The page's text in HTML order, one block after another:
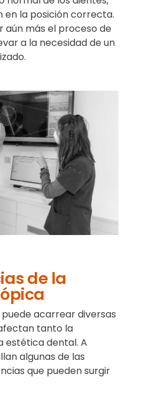
en la posición correcta.
aún más el proceso de
a la necesidad de un
de la
acarrear diversas
tanto la
estética dental. A
algunas de las
que pueden surgir